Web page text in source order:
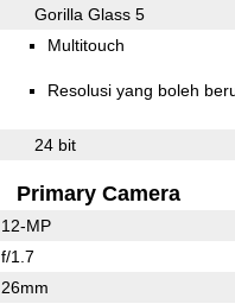
Gorilla Glass 5
Multitouch
Resolusi yang boleh
24 bit
Primary Camera
12-MP
f/1.7
26mm